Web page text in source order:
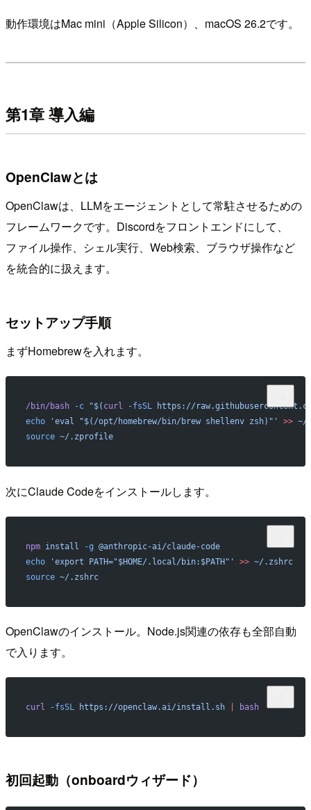
動作環境はMac mini（Apple Silicon）、macOS 26.2です。
第1章 導入編
OpenClawとは
OpenClawは、LLMをエージェントとして常駐させるための
フレームワークです。Discordをフロントエンドにして、
ファイル操作、シェル実行、Web検索、ブラウザ操作など
を統合的に扱えます。
セットアップ手順
まずHomebrewを入れます。
/bin/bash -c "$( curl -fsSL https://
echo 'eval "$(/opt/homebrew/bin/brew shellenv zsh)"' >> ~/
source ~/.zprofile
次にClaude Codeをインストールします。
npm install -g @anthropic-ai/claude-code
echo 'export PATH="$HOME/.local/bin:$PATH"' >> ~/.zshrc
source ~/.zshrc
OpenClawのインストール。Node.js関連の依存も全部自動
で入ります。
curl -fsSL https://openclaw.ai/install.sh | bash
初回起動（onboardウィザード）